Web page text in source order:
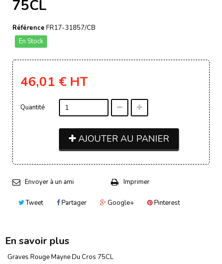
75CL
Référence FR17-31857/CB
En Stock
46,01 € HT
Quantité
AJOUTER AU PANIER
Envoyer à un ami Imprimer
Tweet Partager Google+ Pinterest
En savoir plus
Graves Rouge Mayne Du Cros 75CL